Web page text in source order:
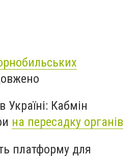
Україні: Кабмін
на пересадку органів
платформу для